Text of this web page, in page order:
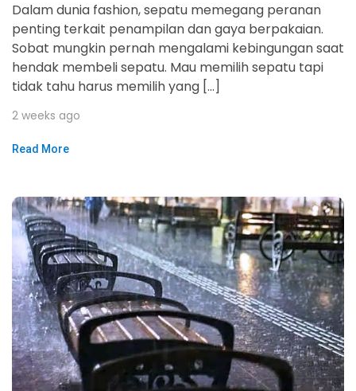
Dalam dunia fashion, sepatu memegang peranan
penting terkait penampilan dan gaya berpakaian.
Sobat mungkin pernah mengalami kebingungan saat
hendak membeli sepatu. Mau memilih sepatu tapi
tidak tahu harus memilih yang […]
2 weeks ago
Read More